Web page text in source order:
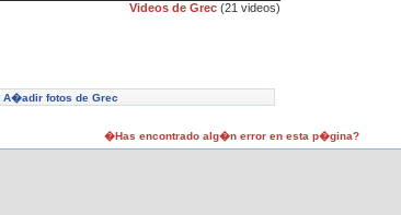
Videos de Grec (21 videos)
A�adir fotos de Grec
�Has encontrado alg�n error en esta p�gina?